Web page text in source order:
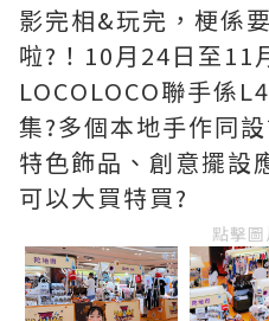
影完相&玩完，梗係
啦?️！10月24日至11
LOCOLOCO聯手係
集?多個本地手作同
特色飾品、創意擺設
可以大買特買?
點擊